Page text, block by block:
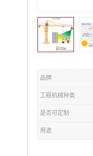
品牌
工程机械种类
是否可定制
用途